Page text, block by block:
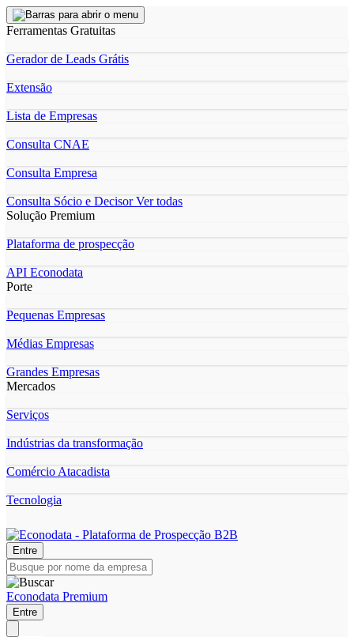
Ferramentas Gratuitas
Gerador de Leads Grátis
Extensão
Lista de Empresas
Consulta CNAE
Consulta Empresa
Consulta Sócio e DecisorVer todas
Solução Premium
Plataforma de prospecção
API Econodata
Porte
Pequenas Empresas
Médias Empresas
Grandes Empresas
Mercados
Serviços
Indústrias da transformação
Comércio Atacadista
Tecnologia
Entre
Econodata Premium
Entre